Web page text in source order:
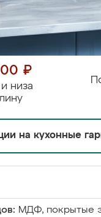
₽
низа
на кухонные
МДФ, покрытые